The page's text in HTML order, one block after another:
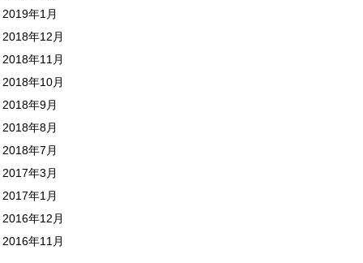
2019年1月
2018年12月
2018年11月
2018年10月
2018年9月
2018年8月
2018年7月
2017年3月
2017年1月
2016年12月
2016年11月